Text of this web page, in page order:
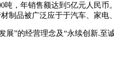
吨，年销售额达到5亿元人民币
制品被广泛应于于汽车、家电
展”的经营理念及“永续创新.